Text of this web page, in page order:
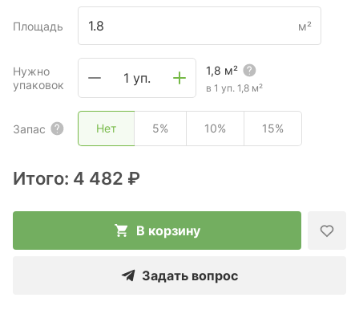
Площадь м²
Нужно
упаковок
1 уп. 1,8 м²
в 1 уп. 1,8 м²
Запас Нет 5% 10% 15%
Итого: 4 482 ₽
В корзину
Задать вопрос